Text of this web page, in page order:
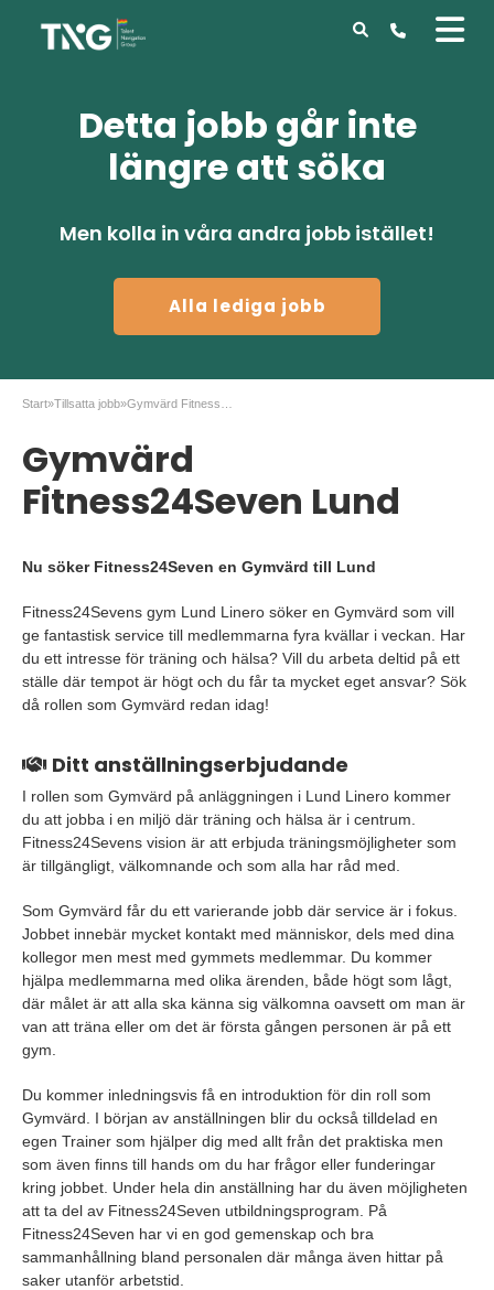
Detta jobb går inte
längre att söka
Men kolla in våra andra jobb istället!
Alla lediga jobb
Start»Tillsatta jobb»
Gymvärd
Fitness24Seven Lund
Nu söker Fitness24Seven en Gymvärd till Lund
Fitness24Sevens gym Lund Linero söker en Gymvärd som vill
ge fantastisk service till medlemmarna fyra kvällar i veckan. Har
du ett intresse för träning och hälsa? Vill du arbeta deltid på ett
ställe där tempot är högt och du får ta mycket eget ansvar? Sök
då rollen som Gymvärd redan idag!
Ditt anställningserbjudande
I rollen som Gymvärd på anläggningen i Lund Linero kommer
du att jobba i en miljö där träning och hälsa är i centrum.
Fitness24Sevens vision är att erbjuda träningsmöjligheter som
är tillgängligt, välkomnande och som alla har råd med.
Som Gymvärd får du ett varierande jobb där service är i fokus.
Jobbet innebär mycket kontakt med människor, dels med dina
kollegor men mest med gymmets medlemmar. Du kommer
hjälpa medlemmarna med olika ärenden, både högt som lågt,
där målet är att alla ska känna sig välkomna oavsett om man är
van att träna eller om det är första gången personen är på ett
gym.
Du kommer inledningsvis få en introduktion för din roll som
Gymvärd. I början av anställningen blir du också tilldelad en
egen Trainer som hjälper dig med allt från det praktiska men
som även finns till hands om du har frågor eller funderingar
kring jobbet. Under hela din anställning har du även möjligheten
att ta del av Fitness24Seven utbildningsprogram. På
Fitness24Seven har vi en god gemenskap och bra
sammanhållning bland personalen där många även hittar på
saker utanför arbetstid.